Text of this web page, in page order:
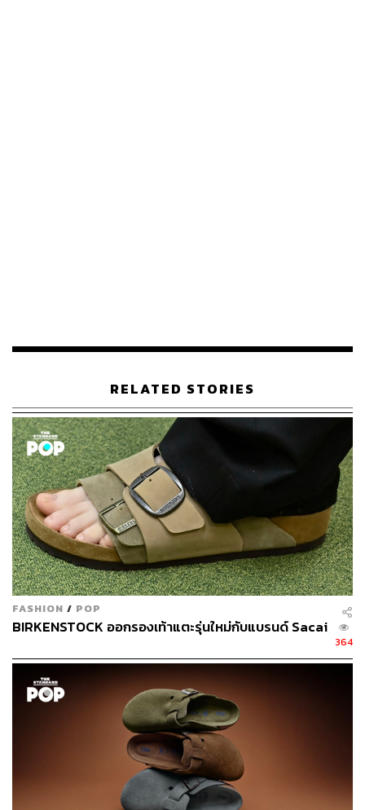
RELATED STORIES
FASHION / POP
BIRKENSTOCK ออกรองเท้าแตะรุ่นใหม่กับแบรนด์ Sacai
364